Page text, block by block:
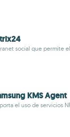
social que permite
KMS Agent
el uso de servicios